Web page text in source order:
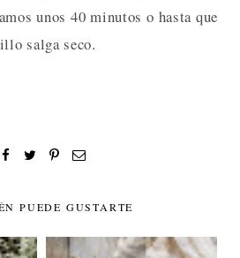
unos 40 minutos o hasta que
salga seco.
PUEDE GUSTARTE